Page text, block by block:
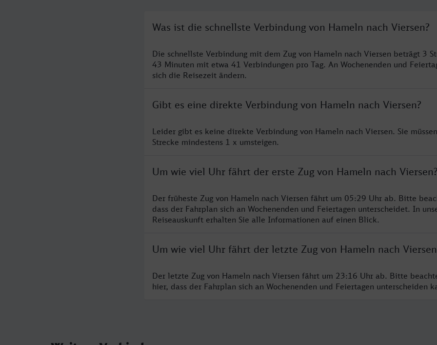
Was ist die schnellste Verbindung von Hameln nach Viersen?
Die schnellste Verbindung mit dem Zug von Hameln nach Viersen beträgt 3
43 Minuten mit etwa 41 Verbindungen pro Tag. An Wochenenden und
sich die Reisezeit ändern.
Gibt es eine direkte Verbindung von Hameln nach Viersen?
Leider gibt es keine direkte Verbindung von Hameln nach Viersen. Sie
Strecke mindestens 1 x umsteigen.
Um wie viel Uhr fährt der erste Zug von Hameln nach Viersen?
Der früheste Zug von Hameln nach Viersen fährt um 05:29 Uhr ab. Bitte
dass der Fahrplan sich an Wochenenden und Feiertagen unterscheidet. In
Reiseauskunft erhalten Sie alle Informationen auf einen Blick.
Um wie viel Uhr fährt der letzte Zug von Hameln nach
Der letzte Zug von Hameln nach Viersen fährt um 23:16 Uhr ab. Bitte
hier, dass der Fahrplan sich an Wochenenden und Feiertagen unterscheiden